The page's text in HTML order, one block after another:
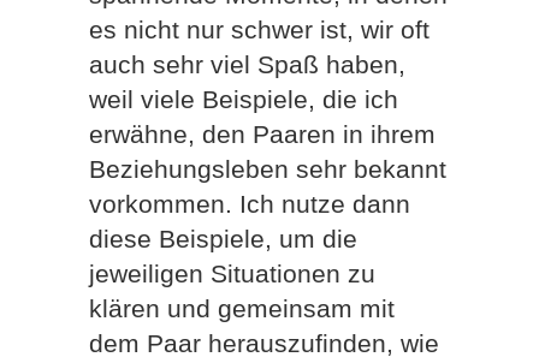
es nicht nur schwer ist, wir oft
auch sehr viel Spaß haben,
weil viele Beispiele, die ich
erwähne, den Paaren in ihrem
Beziehungsleben sehr bekannt
vorkommen. Ich nutze dann
diese Beispiele, um die
jeweiligen Situationen zu
klären und gemeinsam mit
dem Paar herauszufinden, wie